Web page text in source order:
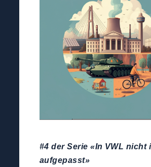
#4 der Serie «In VWL nicht
aufgepasst»